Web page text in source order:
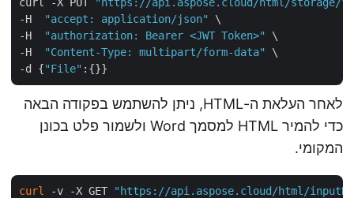
-H "accept: application/json" \
-H "authorization: Bearer <JWT Token>" \
-H "Content-Type: multipart/form-data" \
-d {"File"
לאחר העלאת ה-HTML, ניתן להשתמש בפקודה הבאה
כדי להמיר HTML למסמך Word ולשמור פלט בכונן
המקומי.
curl -v -X GET "https://api.aspose.cloud/html/